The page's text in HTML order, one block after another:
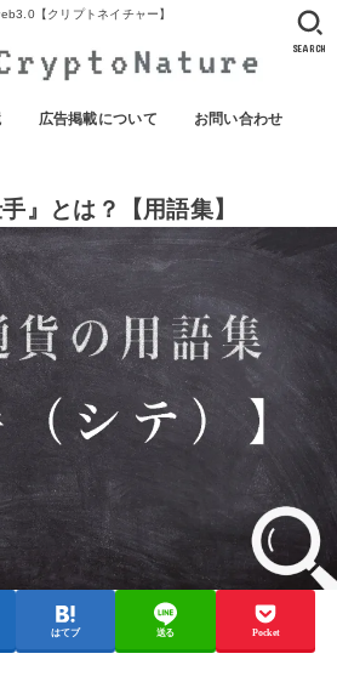
【クリプトネイチャー】
広告掲載について お問い合わせ
SEARCH
』とは？【用語集】
はてブ 送る Pocket